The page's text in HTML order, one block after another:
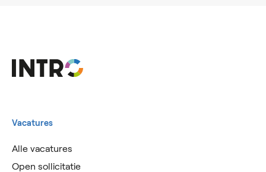
Vacatures
Alle vacatures
Open sollicitatie